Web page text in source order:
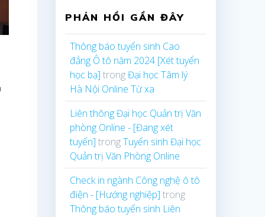
PHẢN HỒI GẦN ĐÂY
Thông báo tuyển sinh Cao
đẳng Ô tô năm 2024 [Xét tuyển
học bạ] trongĐại học Tâm lý
Hà Nội Online Từ xa
Liên thông Đại học Quản trị Văn
phòng Online - [Đang xét
tuyển] trongTuyển sinh Đại học
Quản trị Văn Phòng Online
Check in ngành Công nghệ ô tô
điện - [Hướng nghiệp] trong
Thông báo tuyển sinh Liên